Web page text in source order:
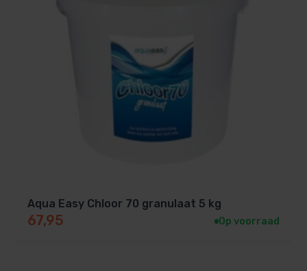
Aqua Easy Chloor 70 granulaat 5 kg
67,95 Op voorraad